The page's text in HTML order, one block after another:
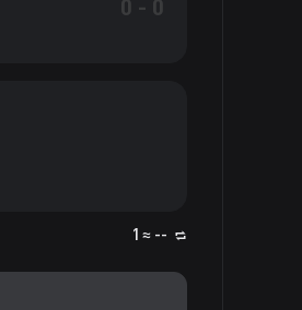
1 ≈ --